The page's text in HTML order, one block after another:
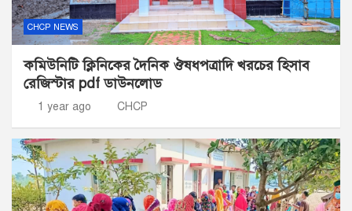
CHCP NEWS
কমিউনিটি ক্লিনিকের দৈনিক ঔষধপত্রাদি খরচের হিসাব
রেজিস্টার pdf ডাউনলোড
1 year ago CHCP